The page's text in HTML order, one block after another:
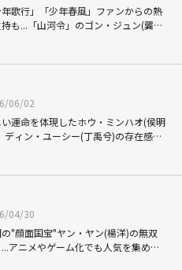
LTD.
年歌行」「少年春風」ファンからの熱
持も...「山河令」のゴン・ジュン(龔俊)
06/02
運命を体現したホウ・ミンハオ(侯明
ディン・ユーシー(丁禹兮)の存在感も
04/30
"顔面国宝"ヤン・ヤン(楊洋)の無双
アニメやゲーム化でも人気を集め